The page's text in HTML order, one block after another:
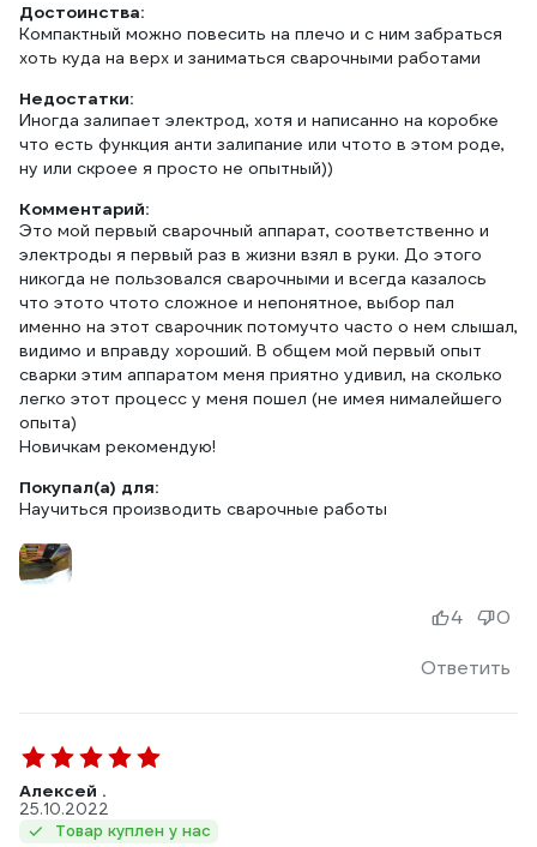
Достоинства:
Компактный можно повесить на плечо и с ним забраться
хоть куда на верх и заниматься сварочными работами
Недостатки:
Иногда залипает электрод, хотя и написанно на коробке
что есть функция анти залипание или чтото в этом роде,
ну или скроее я просто не опытный))
Комментарий:
Это мой первый сварочный аппарат, соответственно и
электроды я первый раз в жизни взял в руки. До этого
никогда не пользовался сварочными и всегда казалось
что этото чтото сложное и непонятное, выбор пал
именно на этот сварочник потомучто часто о нем слышал,
видимо и вправду хороший. В общем мой первый опыт
сварки этим аппаратом меня приятно удивил, на сколько
легко этот процесс у меня пошел (не имея нималейшего
опыта)
Новичкам рекомендую!
Покупал(а) для:
Научиться производить сварочные работы
Ответить
4 0
Алексей .
25.10.2022
Товар куплен у нас